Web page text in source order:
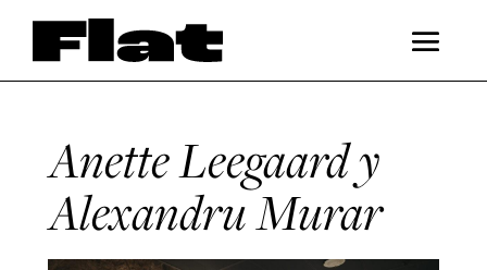
Anette Leegaard y
Alexandru Murar